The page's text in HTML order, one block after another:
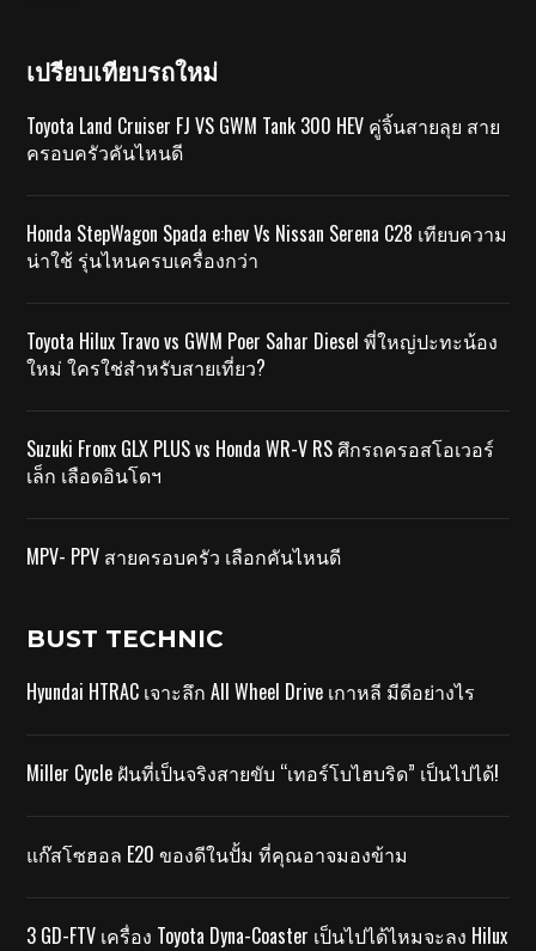
เปรียบเทียบรถใหม่
Toyota Land Cruiser FJ VS GWM Tank 300 HEV คู่จิ้นสายลุย สาย
ครอบครัวคันไหนดี
Honda StepWagon Spada e:hev Vs Nissan Serena C28 เทียบความ
น่าใช้ รุ่นไหนครบเครื่องกว่า
Toyota Hilux Travo vs GWM Poer Sahar Diesel พี่ใหญ่ปะทะน้อง
ใหม่ ใครใช่สำหรับสายเที่ยว?
Suzuki Fronx GLX PLUS vs Honda WR-V RS ศึกรถครอสโอเวอร์
เล็ก เลือดอินโดฯ
MPV- PPV สายครอบครัว เลือกคันไหนดี
BUST TECHNIC
Hyundai HTRAC เจาะลึก All Wheel Drive เกาหลี มีดีอย่างไร
Miller Cycle ฝันที่เป็นจริงสายขับ “เทอร์โบไฮบริด” เป็นไปได้!
แก๊สโซฮอล E20 ของดีในปั้ม ที่คุณอาจมองข้าม
3 GD-FTV เครื่อง Toyota Dyna-Coaster เป็นไปได้ไหมจะลง Hilux